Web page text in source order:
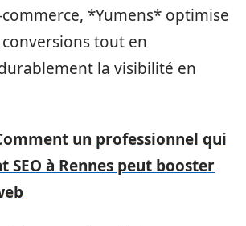
*Yumens* optimise
tout en
la visibilité en
un professionnel qui
SEO à Rennes peut booster